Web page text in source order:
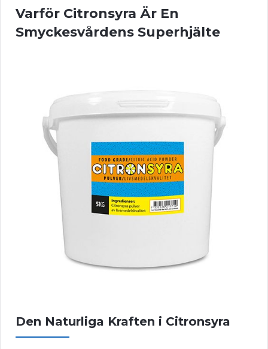
Varför Citronsyra Är En
Smyckesvårdens Superhjälte
Den Naturliga Kraften i Citronsyra